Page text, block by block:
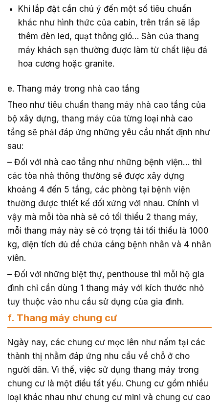
Khi lắp đặt cần chú ý đến một số tiêu chuẩn
khác như hình thức của cabin, trên trần sẽ lắp
thêm đèn led, quạt thông gió… Sàn của thang
máy khách sạn thường được làm từ chất liệu đá
hoa cương hoặc granite.
e. Thang máy trong nhà cao tầng
Theo như tiêu chuẩn thang máy nhà cao tầng của
bộ xây dựng, thang máy của từng loại nhà cao
tầng sẽ phải đáp ứng những yêu cầu nhất định như
sau:
– Đối với nhà cao tầng như những bệnh viện… thì
các tòa nhà thông thường sẽ được xây dựng
khoảng 4 đến 5 tầng, các phòng tại bệnh viện
thường được thiết kế đối xứng với nhau. Chính vì
vậy mà mỗi tòa nhà sẽ có tối thiểu 2 thang máy,
mỗi thang máy này sẽ có trọng tải tối thiểu là 1000
kg, diện tích đủ để chứa cáng bệnh nhân và 4 nhân
viên.
– Đối với những biệt thự, penthouse thì mỗi hộ gia
đình chỉ cần dùng 1 thang máy với kích thước nhỏ
tuy thuộc vào nhu cầu sử dụng của gia đình.
f. Thang máy chung cư
Ngày nay, các chung cư mọc lên như nấm tại các
thành thị nhằm đáp ứng nhu cầu về chỗ ở cho
người dân. Vì thế, việc sử dụng thang máy trong
chung cư là một điều tất yếu. Chung cư gồm nhiều
loại khác nhau như chung cư mini và chung cư cao